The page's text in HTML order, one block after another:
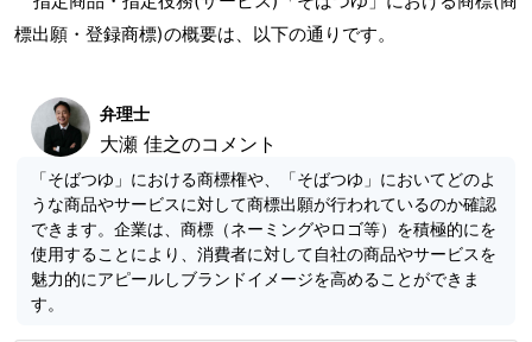
標出願・登録商標)の概要は、以下の通りです。
弁理士
大瀬 佳之のコメント
「そばつゆ」における商標権や、「そばつゆ」においてどのよ
うな商品やサービスに対して商標出願が行われているのか確認
できます。企業は、商標（ネーミングやロゴ等）を積極的にを
使用することにより、消費者に対して自社の商品やサービスを
魅力的にアピールしブランドイメージを高めることができま
す。